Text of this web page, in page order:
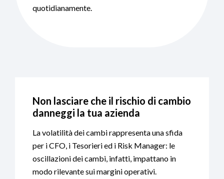
quotidianamente.
Non lasciare che il rischio di cambio
danneggi la tua azienda
La volatilità dei cambi rappresenta una sfida
per i CFO, i Tesorieri ed i Risk Manager: le
oscillazioni dei cambi, infatti, impattano in
modo rilevante sui margini operativi.